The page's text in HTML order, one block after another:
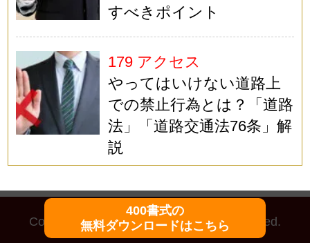
すべきポイント
179 アクセス
やってはいけない道路上
での禁止行為とは？「道路
法」「道路交通法76条」解
説
Copyright (C) マイ法務 All Rights Reserved.
400書式の
無料ダウンロードはこちら